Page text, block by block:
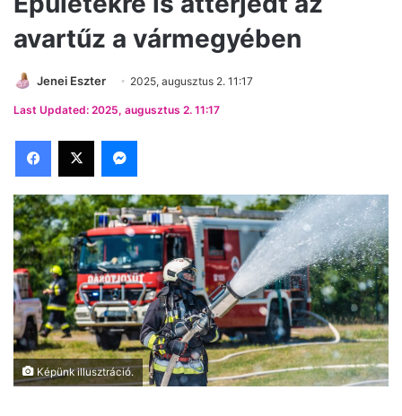
avartűz a vármegyében
Jenei Eszter 2025, augusztus 2. 11:17
Last Updated: 2025, augusztus 2. 11:17
Facebook
X Messenger
Képünk illusztráció.